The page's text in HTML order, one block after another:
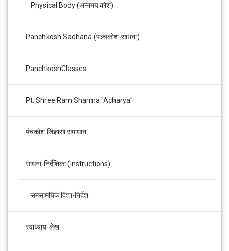
Physical Body (अन्नमय कोश)
Panchkosh Sadhana (पञ्चकोश-साधना)
PanchkoshClasses
Pt. Shree Ram Sharma "Acharya"
पंचकोश जिज्ञासा समाधान
साधना-निर्देशिका (Instructions)
समसामयिक दिशा-निर्देश
स्वाध्याय-लेख